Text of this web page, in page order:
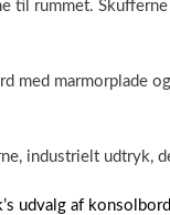
til rummet.
med marmorplade
industrielt udtryk,
udvalg af